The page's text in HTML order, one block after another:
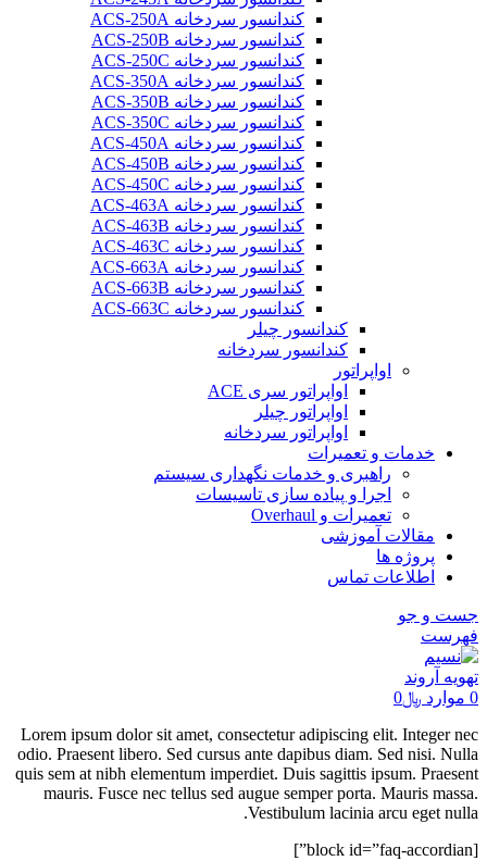
کندانسور سردخانه ACS-250A
کندانسور سردخانه ACS-250B
کندانسور سردخانه ACS-250C
کندانسور سردخانه ACS-350A
کندانسور سردخانه ACS-350B
کندانسور سردخانه ACS-350C
کندانسور سردخانه ACS-450A
کندانسور سردخانه ACS-450B
کندانسور سردخانه ACS-450C
کندانسور سردخانه ACS-463A
کندانسور سردخانه ACS-463B
کندانسور سردخانه ACS-463C
کندانسور سردخانه ACS-663A
کندانسور سردخانه ACS-663B
کندانسور سردخانه ACS-663C
کندانسور چیلر
کندانسور سردخانه
اواپراتور
اواپراتور سری ACE
اواپراتور چیلر
اواپراتور سردخانه
خدمات و تعمیرات
راهبری و خدمات نگهداری سیستم
اجرا و پیاده سازی تاسیسات
تعمیرات و Overhaul
مقالات آموزشی
پروژه ها
اطلاعات تماس
جست و جو
فهرست
0 موارد ﷼0
Lorem ipsum dolor sit amet, consectetur adipiscing elit. Integer nec
odio. Praesent libero. Sed cursus ante dapibus diam. Sed nisi. Nulla
quis sem at nibh elementum imperdiet. Duis sagittis ipsum. Praesent
mauris. Fusce nec tellus sed augue semper porta. Mauris massa.
Vestibulum lacinia arcu eget nulla.
[block id=”faq-accordian”]